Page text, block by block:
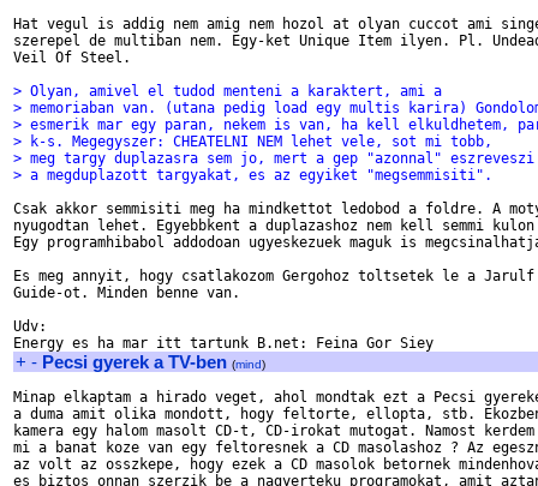
Hat vegul is addig nem amig nem hozol at olyan cuccot ami
szerepel de multiban nem. Egy-ket Unique Item ilyen. Pl.
Veil Of Steel.
> Olyan, amivel el tudod menteni a karaktert, ami a
> memoriaban van. (utana pedig load egy multis karira)
> esmerik mar egy paran, nekem is van, ha kell elkuldhetem,
> k-s. Megegyszer: CHEATELNI NEM lehet vele, sot mi tobb,
> meg targy duplazasra sem jo, mert a gep "azonnal" eszreveszi
> a megduplazott targyakat, es az egyiket "megsemmisiti".
Csak akkor semmisiti meg ha mindkettot ledobod a foldre. A
nyugodtan lehet. Egyebbkent a duplazashoz nem kell semmi
Egy programhibabol addodoan ugyeskezuek maguk is
Es meg annyit, hogy csatlakozom Gergohoz toltsetek le a
Guide-ot. Minden benne van.
Udv:
+ - Pecsi gyerek a TV-ben (mind)
Minap elkaptam a hirado veget, ahol mondtak ezt a Pecsi
a duma amit olika mondott, hogy feltorte, ellopta, stb.
kamera egy halom masolt CD-t, CD-irokat mutogat. Namost kerdem
mi a banat koze van egy feltoresnek a CD masolashoz ? Az
az volt az osszkepe, hogy ezek a CD masolok betornek
es biztos onnan szerzik be a nagyerteku programokat, amit